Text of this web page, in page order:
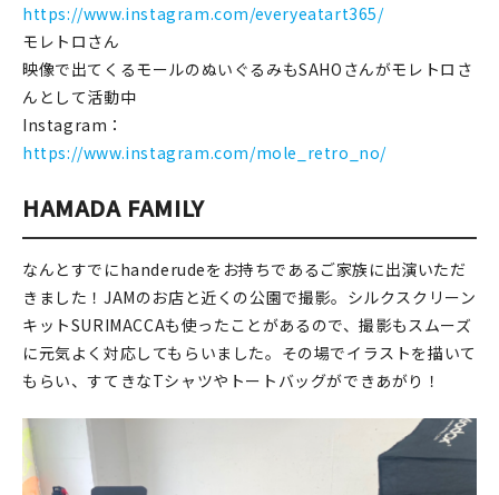
https://www.instagram.com/everyeatart365/
モレトロさん
映像で出てくるモールのぬいぐるみもSAHOさんがモレトロさ
んとして活動中
Instagram：
https://www.instagram.com/mole_retro_no/
HAMADA FAMILY
なんとすでにhanderudeをお持ちであるご家族に出演いただ
きました！JAMのお店と近くの公園で撮影。シルクスクリーン
キットSURIMACCAも使ったことがあるので、撮影もスムーズ
に元気よく対応してもらいました。その場でイラストを描いて
もらい、すてきなTシャツやトートバッグができあがり！